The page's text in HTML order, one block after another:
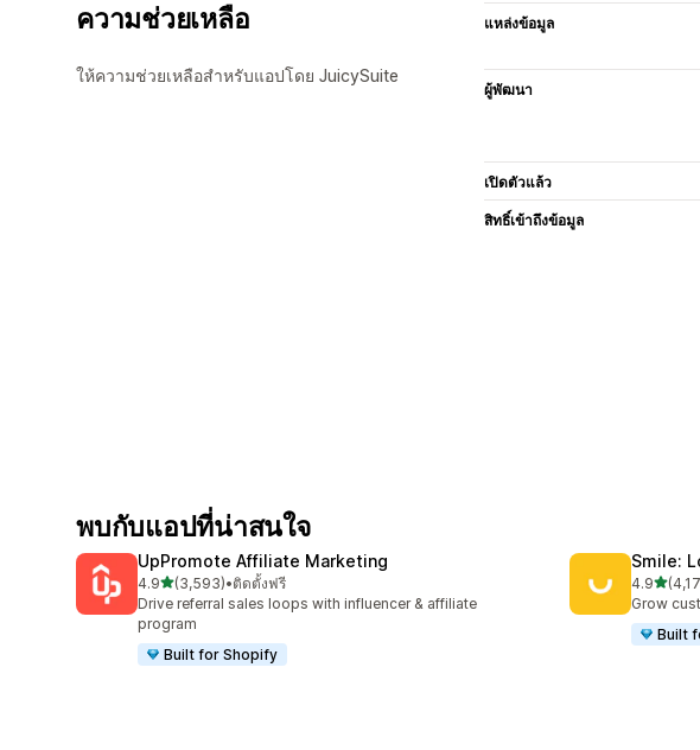
ความช่วยเหลือ
ให้ความช่วยเหลือสำหรับแอปโดย JuicySuite
แหล่งข้อมูล
ผู้พัฒนา
เปิดตัวแล้ว
สิทธิ์เข้าถึงข้อมูล
พบกับแอปที่น่าสนใจ
UpPromote Affiliate Marketing
4.9เต็ม 5 ดาว
(3,593)
ทั้งหมด 3593 รีวิว
•ติดตั้งฟรี
Drive referral sales loops with influencer & affiliate
program
Built for Shopify
Smile:
4.9เต็ม 5
ทั้งหมด
Grow
Built